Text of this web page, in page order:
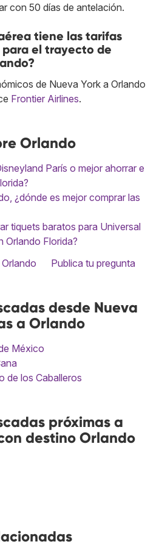
con 50 días de antelación.
tiene las tarifas
para el trayecto de
de Nueva York a Orlando
Frontier Airlines.
Orlando
París o mejor ahorrar e
¿dónde es mejor comprar las
tiquets baratos para Universal
Orlando Florida?
Publica tu pregunta
desde Nueva
a Orlando
México
de los Caballeros
próximas a
destino Orlando